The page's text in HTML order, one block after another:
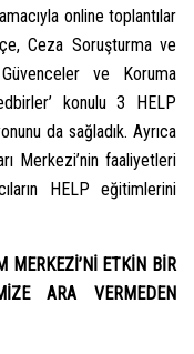
online toplantılar
Ceza Soruşturma ve
ve Koruma
konulu 3 HELP
da sağladık. Ayrıca
Merkezi’nin faaliyetleri
HELP eğitimlerini
MERKEZİ’Nİ ETKİN BİR
ARA VERMEDEN